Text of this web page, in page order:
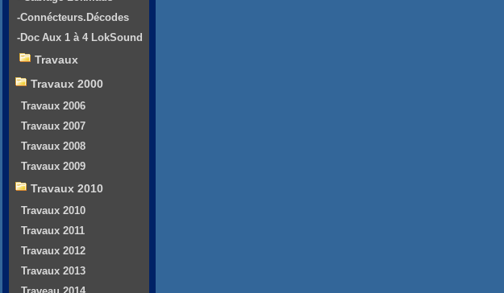
-Connécteurs.Décodes
-Doc Aux 1 à 4 LokSound
Travaux
Travaux 2000
Travaux 2006
Travaux 2007
Travaux 2008
Travaux 2009
Travaux 2010
Travaux 2010
Travaux 2011
Travaux 2012
Travaux 2013